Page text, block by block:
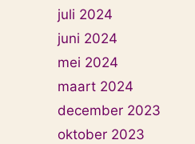
juli 2024
juni 2024
mei 2024
maart 2024
december 2023
oktober 2023